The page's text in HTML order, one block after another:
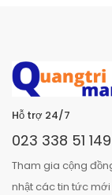
Hỗ trợ 24/7
023 338 51 149
Tham gia cộng
nhật các tin tức mới